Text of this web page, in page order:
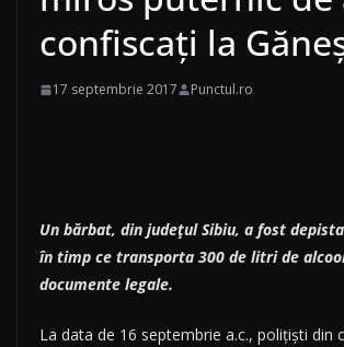
confiscați la
17 septembrie 2017 Punctul.ro
Un bărbat, din judeţul Sibiu, a fost
în timp ce transporta 300 de litri de
documente legale.
La data de 16 septembrie a.c., poliţişti din